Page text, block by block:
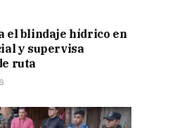
el blindaje hídrico en
y supervisa
ruta